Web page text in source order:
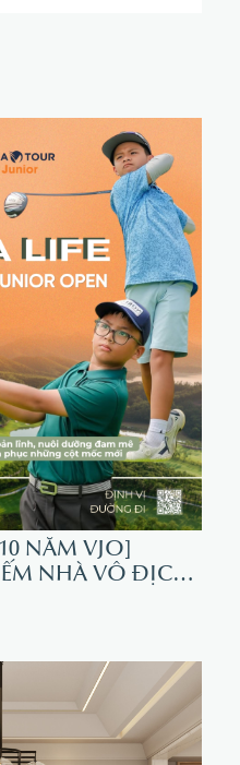
NĂM VJO]
NHÀ VÔ ĐỊCH